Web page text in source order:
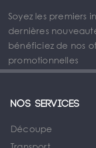
Soyez les premiers
dernières
bénéficiez de nos
promotionnelles
Nos services
Découpe